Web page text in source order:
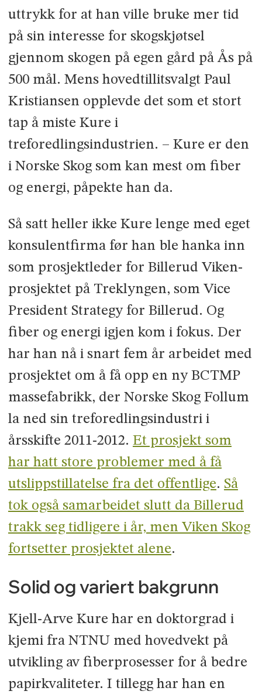
uttrykk for at han ville bruke mer tid
på sin interesse for skogskjøtsel
gjennom skogen på egen gård på Ås på
500 mål. Mens hovedtillitsvalgt Paul
Kristiansen opplevde det som et stort
tap å miste Kure i
treforedlingsindustrien. – Kure er den
i Norske Skog som kan mest om fiber
og energi, påpekte han da.
Så satt heller ikke Kure lenge med eget
konsulentfirma før han ble hanka inn
som prosjektleder for Billerud Viken-
prosjektet på Treklyngen, som Vice
President Strategy for Billerud. Og
fiber og energi igjen kom i fokus. Der
har han nå i snart fem år arbeidet med
prosjektet om å få opp en ny BCTMP
massefabrikk, der Norske Skog Follum
la ned sin treforedlingsindustri i
årsskifte 2011-2012. Et prosjekt som
har hatt store problemer med å få
utslippstillatelse fra det offentlige. Så
tok også samarbeidet slutt da Billerud
trakk seg tidligere i år, men Viken Skog
fortsetter prosjektet alene.
Solid og variert bakgrunn
Kjell-Arve Kure har en doktorgrad i
kjemi fra NTNU med hovedvekt på
utvikling av fiberprosesser for å bedre
papirkvaliteter. I tillegg har han en